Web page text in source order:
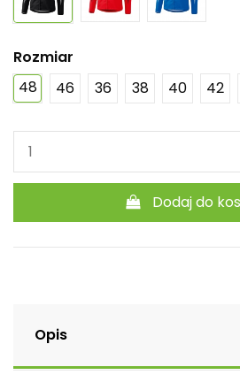
Rozmiar
48
46 36 38 40 42
Dodaj do
Opis